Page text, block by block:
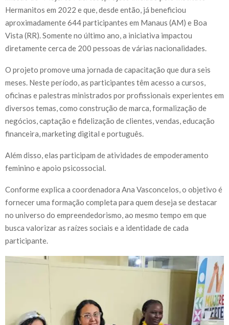
Hermanitos em 2022 e que, desde então, já beneficiou
aproximadamente 644 participantes em Manaus (AM) e Boa
Vista (RR). Somente no último ano, a iniciativa impactou
diretamente cerca de 200 pessoas de várias nacionalidades.
O projeto promove uma jornada de capacitação que dura seis
meses. Neste período, as participantes têm acesso a cursos,
oficinas e palestras ministrados por profissionais experientes em
diversos temas, como construção de marca, formalização de
negócios, captação e fidelização de clientes, vendas, educação
financeira, marketing digital e português.
Além disso, elas participam de atividades de empoderamento
feminino e apoio psicossocial.
Conforme explica a coordenadora Ana Vasconcelos, o objetivo é
fornecer uma formação completa para quem deseja se destacar
no universo do empreendedorismo, ao mesmo tempo em que
busca valorizar as raízes sociais e a identidade de cada
participante.